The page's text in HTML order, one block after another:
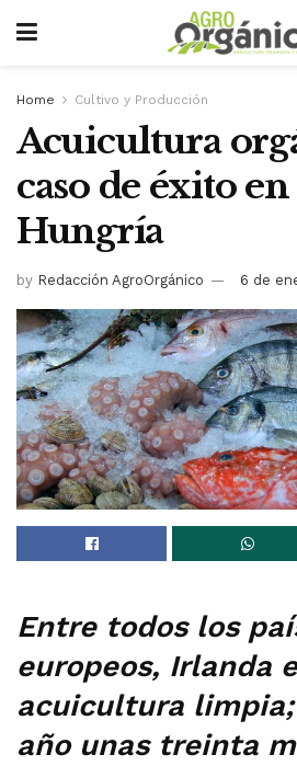
Home Cultivo y Producción
Acuicultura
caso de éxito
Hungría
by Redacción AgroOrgánico 6 de
Entre todos los
europeos, Irlanda
acuicultura
año unas treinta